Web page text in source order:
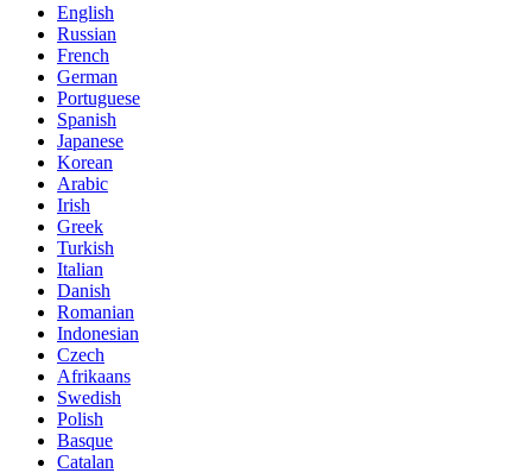
English
Russian
French
German
Portuguese
Spanish
Japanese
Korean
Arabic
Irish
Greek
Turkish
Italian
Danish
Romanian
Indonesian
Czech
Afrikaans
Swedish
Polish
Basque
Catalan